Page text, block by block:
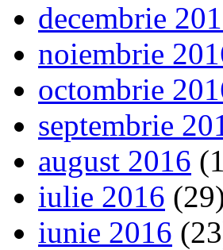
decembrie
noiembrie
octombrie
septembrie
august 2016
iulie 2016
iunie 2016